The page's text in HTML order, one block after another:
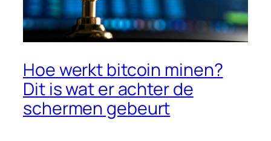
Hoe werkt bitcoin minen?
Dit is wat er achter de
schermen gebeurt